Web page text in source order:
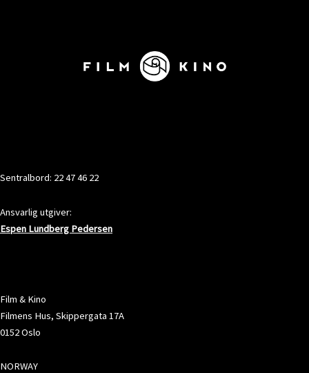
Sentralbord: 22 47 46 22
Ansvarlig utgiver:
Espen Lundberg Pedersen
Film & Kino
Filmens Hus, Skippergata 17A
0152 Oslo
NORWAY